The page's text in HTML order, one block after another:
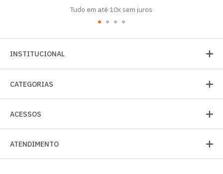
Tudo em até 10x sem juros
INSTITUCIONAL
CATEGORIAS
ACESSOS
ATENDIMENTO